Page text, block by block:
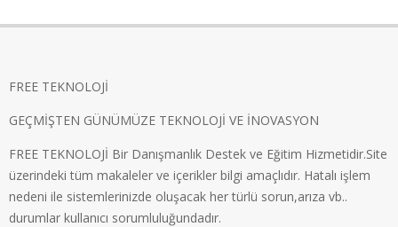
FREE TEKNOLOJİ
GEÇMİŞTEN GÜNÜMÜZE TEKNOLOJİ VE İNOVASYON
FREE TEKNOLOJİ Bir Danışmanlık Destek ve Eğitim Hizmetidir.Site
üzerindeki tüm makaleler ve içerikler bilgi amaçlıdır. Hatalı işlem
nedeni ile sistemlerinizde oluşacak her türlü sorun,arıza vb..
durumlar kullanıcı sorumluluğundadır.